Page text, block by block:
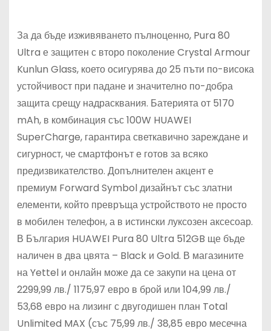
За да бъде изживяването пълноценно, Pura 80
Ultra е защитен с второ поколение Crystal Armour
Kunlun Glass, което осигурява до 25 пъти по-висока
устойчивост при падане и значително по-добра
защита срещу надрасквания. Батерията от 5170
mAh, в комбинация със 100W HUAWEI
SuperCharge, гарантира светкавично зареждане и
сигурност, че смартфонът е готов за всяко
предизвикателство. Допълнителен акцент е
премиум Forward Symbol дизайнът със златни
елементи, който превръща устройството не просто
в мобилен телефон, а в истински луксозен аксесоар.
В България HUAWEI Pura 80 Ultra 512GB ще бъде
наличен в два цвята – Black и Gold. В магазините
на Yettel и онлайн може да се закупи на цена от
2299,99 лв./ 1175,97 евро в брой или 104,99 лв./
53,68 евро на лизинг с двугодишен план Total
Unlimited MAX (със 75,99 лв./ 38,85 евро месечна